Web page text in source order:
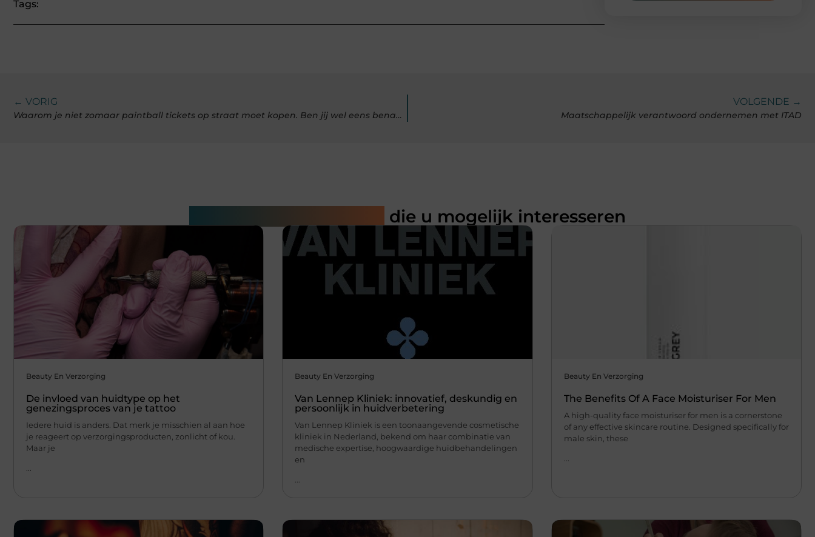
Tags:
← VORIG
Waarom je niet zomaar paintball tickets op straat moet kopen. Ben jij wel eens benaderd?
VOLGENDE →
Maatschappelijk verantwoord ondernemen met ITAD
die u mogelijk interesseren
Beauty En Verzorging
De invloed van huidtype op het
genezingsproces van je tattoo
Iedere huid is anders. Dat merk je misschien al aan hoe
je reageert op verzorgingsproducten, zonlicht of kou.
Maar je
Beauty En Verzorging
Van Lennep Kliniek: innovatief, deskundig en
persoonlijk in huidverbetering
Van Lennep Kliniek is een toonaangevende cosmetische
kliniek in Nederland, bekend om haar combinatie van
medische expertise, hoogwaardige huidbehandelingen
en
Beauty En Verzorging
The Benefits Of A Face Moisturiser For Men
A high-quality face moisturiser for men is a cornerstone
of any effective skincare routine. Designed specifically for
male skin, these